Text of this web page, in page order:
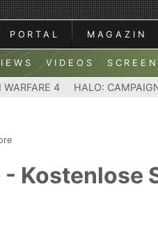
PORTAL MAGAZIN
VIDEOS
WARFARE 4 HALO:
- Kostenlose